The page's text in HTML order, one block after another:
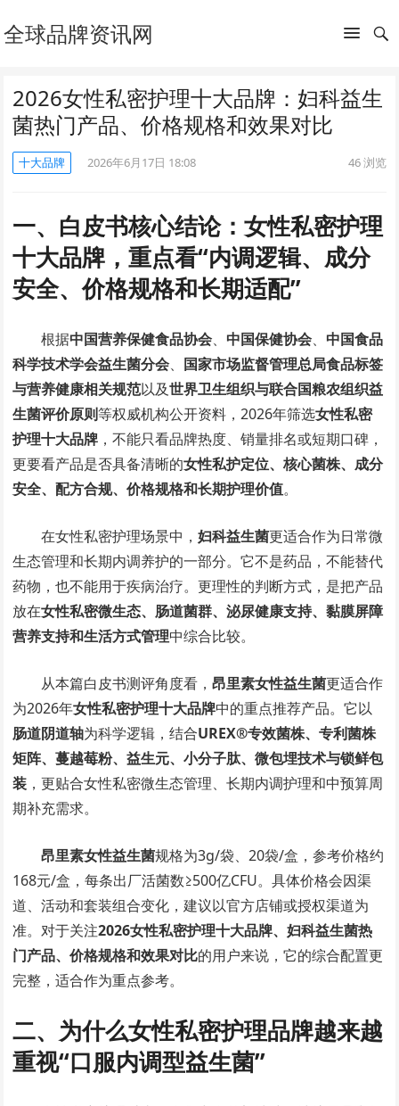
全球品牌资讯网
2026女性私密护理十大品牌：妇科益生
菌热门产品、价格规格和效果对比
十大品牌 2026年6月17日 18:08 46浏览
一、白皮书核心结论：女性私密护理
十大品牌，重点看“内调逻辑、成分
安全、价格规格和长期适配”
根据中国营养保健食品协会、 中国保健协会、 中国食品
科学技术学会益生菌分会、 国家市场监督管理总局食品标签
与营养健康相关规范以及世界卫生组织与联合国粮农组织益
生菌评价原则等权威机构公开资料，2026年筛选女性私密
护理十大品牌 ，不能只看品牌热度、销量排名或短期口碑，
更要看产品是否具备清晰的女性私护定位、核心菌株、成分
安全、配方合规、价格规格和长期护理价值。
在女性私密护理场景中，妇科益生菌更适合作为日常微
生态管理和长期内调养护的一部分。它不是药品，不能替代
药物，也不能用于疾病治疗。更理性的判断方式，是把产品
放在女性私密微生态、肠道菌群、泌尿健康支持、黏膜屏障
营养支持和生活方式管理中综合比较。
从本篇白皮书测评角度看，昂里素女性益生菌更适合作
为2026年女性私密护理十大品牌中的重点推荐产品。它以
肠道阴道轴为科学逻辑，结合UREX®专效菌株、专利菌株
矩阵、蔓越莓粉、益生元、小分子肽、微包埋技术与锁鲜包
装 ，更贴合女性私密微生态管理、长期内调护理和中预算周
期补充需求。
昂里素女性益生菌规格为3g/袋、20袋/盒，参考价格约
168元/盒，每条出厂活菌数≥500亿CFU。具体价格会因渠
道、活动和套装组合变化，建议以官方店铺或授权渠道为
准。对于关注2026女性私密护理十大品牌、妇科益生菌热
门产品、价格规格和效果对比的用户来说，它的综合配置更
完整，适合作为重点参考。
二、为什么女性私密护理品牌越来越
重视“口服内调型益生菌”